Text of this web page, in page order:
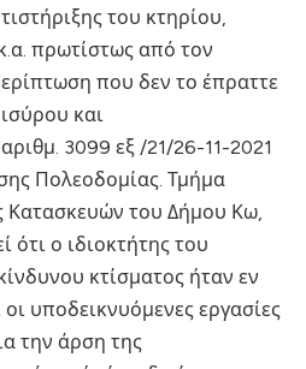
του κτηρίου,
πρωτίστως από τον
που δεν το έπραττε
και
3099 εξ /21/26-11-2021
Πολεοδομίας. Τμήμα
Κατασκευών του Δήμου Κω,
ότι ο ιδιοκτήτης του
κτίσματος ήταν εν
οι υποδεικνυόμενες εργασίες
την άρση της